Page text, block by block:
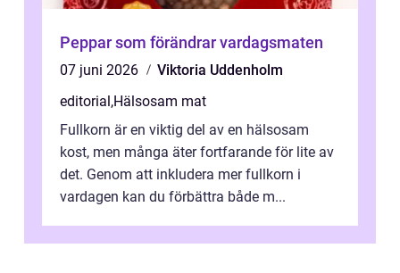
Peppar som förändrar vardagsmaten
07 juni 2026
Viktoria Uddenholm
editorial,Hälsosam mat
Fullkorn är en viktig del av en hälsosam
kost, men många äter fortfarande för lite av
det. Genom att inkludera mer fullkorn i
vardagen kan du förbättra både m...